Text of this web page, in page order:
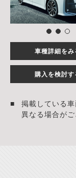
車種詳細をみ
購入を検討す
掲載している
異なる場合がご